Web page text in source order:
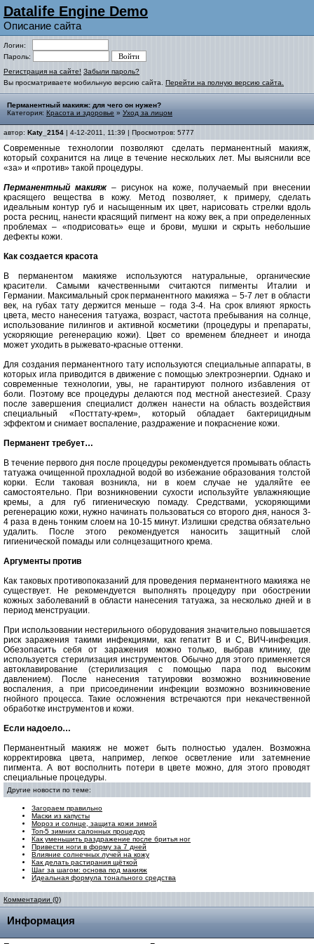
Datalife Engine Demo
Описание сайта
Логин:
Пароль:
Регистрация на сайте! Забыли пароль?
Вы просматриваете мобильную версию сайта. Перейти на полную версию сайта.
Перманентный макияж: для чего он нужен?
Категория: Красота и здоровье » Уход за лицом
автор: Katy_2154 | 4-12-2011, 11:39 | Просмотров: 5777
Современные технологии позволяют сделать перманентный макияж,
который сохранится на лице в течение нескольких лет. Мы выяснили все
«за» и «против» такой процедуры.
Перманентный макияж – рисунок на коже, получаемый при внесении
красящего вещества в кожу. Метод позволяет, к примеру, сделать
идеальным контур губ и насыщенным их цвет, нарисовать стрелки вдоль
роста ресниц, нанести красящий пигмент на кожу век, а при определенных
проблемах – «подрисовать» еще и брови, мушки и скрыть небольшие
дефекты кожи.
Как создается красота
В перманентом макияже используются натуральные, органические
красители. Самыми качественными считаются пигменты Италии и
Германии. Максимальный срок перманентного макияжа – 5-7 лет в области
век, на губах тату держится меньше – года 3-4. На срок влияют яркость
цвета, место нанесения татуажа, возраст, частота пребывания на солнце,
использование пилингов и активной косметики (процедуры и препараты,
ускоряющие регенерацию кожи). Цвет со временем бледнеет и иногда
может уходить в рыжевато-красные оттенки.
Для создания перманентного тату используются специальные аппараты, в
которых игла приводится в движение с помощью электроэнергии. Однако и
современные технологии, увы, не гарантируют полного избавления от
боли. Поэтому все процедуры делаются под местной анестезией. Сразу
после завершения специалист должен нанести на область воздействия
специальный «Посттату-крем», который обладает бактерицидным
эффектом и снимает воспаление, раздражение и покраснение кожи.
Перманент требует…
В течение первого дня после процедуры рекомендуется промывать область
татуажа очищенной прохладной водой во избежание образования толстой
корки. Если таковая возникла, ни в коем случае не удаляйте ее
самостоятельно. При возникновении сухости используйте увлажняющие
кремы, а для губ гигиеническую помаду. Средствами, ускоряющими
регенерацию кожи, нужно начинать пользоваться со второго дня, нанося 3-
4 раза в день тонким слоем на 10-15 минут. Излишки средства обязательно
удалить. После этого рекомендуется наносить защитный слой
гигиенической помады или солнцезащитного крема.
Аргументы против
Как таковых противопоказаний для проведения перманентного макияжа не
существует. Не рекомендуется выполнять процедуру при обострении
кожных заболеваний в области нанесения татуажа, за несколько дней и в
период менструации.
При использовании нестерильного оборудования значительно повышается
риск заражения такими инфекциями, как гепатит В и С, ВИЧ-инфекция.
Обезопасить себя от заражения можно только, выбрав клинику, где
используется стерилизация инструментов. Обычно для этого применяется
автоклавирование (стерилизация с помощью пара под высоким
давлением). После нанесения татуировки возможно возникновение
воспаления, а при присоединении инфекции возможно возникновение
гнойного процесса. Такие осложнения встречаются при некачественной
обработке инструментов и кожи.
Если надоело…
Перманентный макияж не может быть полностью удален. Возможна
корректировка цвета, например, легкое осветление или затемнение
пигмента. А вот восполнить потери в цвете можно, для этого проводят
специальные процедуры.
Другие новости по теме:
Загораем правильно
Маски из капусты
Мороз и солнце, защита кожи зимой
Топ-5 зимних салонных процедур
Как уменьшить раздражение после бритья ног
Привести ноги в форму за 7 дней
Влияние солнечных лучей на кожу
Как делать растирания щёткой
Шаг за шагом: основа под макияж
Идеальная формула тонального средства
Комментарии (0)
Информация